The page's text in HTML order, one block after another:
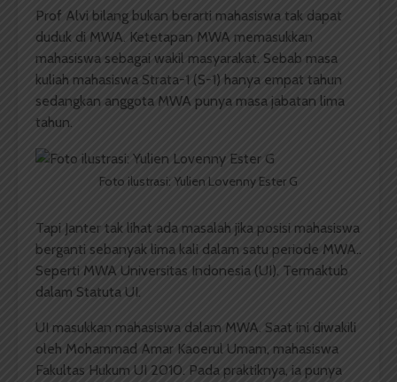
Prof Alvi bilang bukan berarti mahasiswa tak dapat
duduk di MWA. Ketetapan MWA memasukkan
mahasiswa sebagai wakil masyarakat. Sebab masa
kuliah mahasiswa Strata-1 (S-1) hanya empat tahun
sedangkan anggota MWA punya masa jabatan lima
tahun.
Foto ilustrasi: Yulien Lovenny Ester G
Tapi Janter tak lihat ada masalah jika posisi mahasiswa
berganti sebanyak lima kali dalam satu periode MWA..
Seperti MWA Universitas Indonesia (UI). Termaktub
dalam Statuta UI.
UI masukkan mahasiswa dalam MWA. Saat ini diwakili
oleh Mohammad Amar Kaoerul Umam, mahasiswa
Fakultas Hukum UI 2010. Pada praktiknya, ia punya